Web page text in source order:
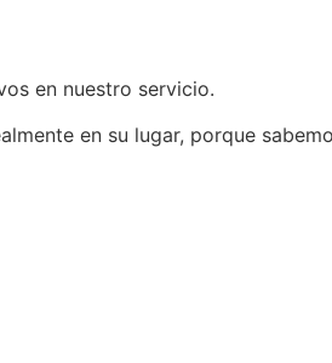
en nuestro servicio.
en su lugar, porque